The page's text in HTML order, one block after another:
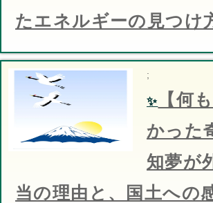
たエネルギーの見つけ
;
✨
【何
かった
知夢が
当の理由と、国土への